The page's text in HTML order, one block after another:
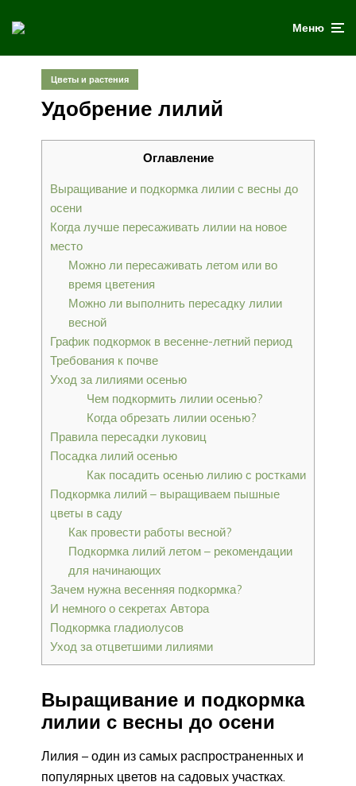
Меню
Цветы и растения
Удобрение лилий
Оглавление
Выращивание и подкормка лилии с весны до
осени
Когда лучше пересаживать лилии на новое
место
Можно ли пересаживать летом или во
время цветения
Можно ли выполнить пересадку лилии
весной
График подкормок в весенне-летний период
Требования к почве
Уход за лилиями осенью
Чем подкормить лилии осенью?
Когда обрезать лилии осенью?
Правила пересадки луковиц
Посадка лилий осенью
Как посадить осенью лилию с ростками
Подкормка лилий – выращиваем пышные
цветы в саду
Как провести работы весной?
Подкормка лилий летом – рекомендации
для начинающих
Зачем нужна весенняя подкормка?
И немного о секретах Автора
Подкормка гладиолусов
Уход за отцветшими лилиями
Выращивание и подкормка
лилии с весны до осени
Лилия – один из самых распространенных и
популярных цветов на садовых участках.